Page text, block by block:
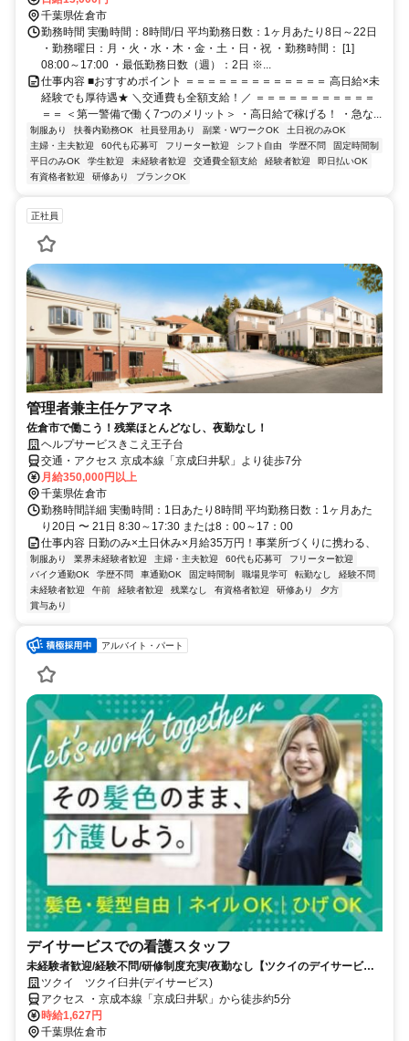
分 直行直帰OK＊交通費全額支給＊
千葉県佐倉市
勤務時間 実働時間：8時間/日 平均勤務日数：1ヶ月あたり8日～22日
・勤務曜日：月・火・水・木・金・土・日・祝 ・勤務時間： [1]
08:00～17:00 ・最低勤務日数（週）：2日 ※...
仕事内容 ■おすすめポイント ＝＝＝＝＝＝＝＝＝＝＝＝＝ 高日給×未
経験でも厚待遇★ ＼交通費も全額支給！／ ＝＝＝＝＝＝＝＝＝＝＝
＝＝ ＜第一警備で働く7つのメリット＞ ・高日給で稼げる！ ・急な...
制服あり 扶養内勤務OK 社員登用あり 副業・WワークOK
土日祝のみOK
主婦・主夫歓迎
60代も応募可 フリーター歓迎 シフト自由 学歴不問
固定時間制
平日のみOK
学生歓迎 未経験者歓迎 交通費全額支給 経験者歓迎
即日払いOK
有資格者歓迎
研修あり ブランクOK
正社員
管理者兼主任ケアマネ
佐倉市で働こう！残業ほとんどなし、夜勤なし！
ヘルプサービスきこえ王子台
交通・アクセス 京成本線「京成臼井駅」より徒歩7分
月給350,000円以上
千葉県佐倉市
勤務時間詳細 実働時間：1日あたり8時間 平均勤務日数：1ヶ月あた
り20日 〜 21日 8:30～17:30 または8：00～17：00
仕事内容 日勤のみ×土日休み×月給35万円！事業所づくりに携わる、
制服あり 業界未経験者歓迎 主婦・主夫歓迎 60代も応募可
フリーター歓迎
バイク通勤OK
学歴不問 車通勤OK 固定時間制 職場見学可 転勤なし
経験不問
未経験者歓迎
午前 経験者歓迎 残業なし 有資格者歓迎 研修あり
夕方
賞与あり
アルバイト・パート
デイサービスでの看護スタッフ
未経験者歓迎/経験不問/研修制度充実/夜勤なし【ツクイのデイサービス/
看護スタッフ求人】
ツクイ ツクイ臼井(デイサービス)
アクセス ・京成本線「京成臼井駅」から徒歩約5分
時給1,627円
千葉県佐倉市